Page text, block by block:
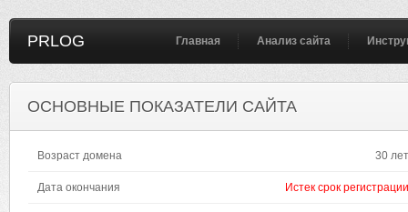
PRLOG Главная Анализ сайта
ОСНОВНЫЕ ПОКАЗАТЕЛИ САЙТА
Возраст домена 30 лет
Дата окончания Истек срок регистрации